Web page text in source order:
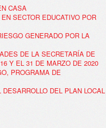
CASA
SECTOR EDUCATIVO POR
GENERADO POR LA
DE LA SECRETARÍA DE
Y EL 31 DE MARZO DE 2020
PROGRAMA DE
DEL PLAN LOCAL